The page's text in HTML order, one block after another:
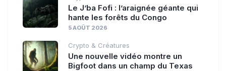
Le J’ba Fofi : l’araignée géante qui
hante les forêts du Congo
5 AOÛT 2026
Crypto & Créatures
Une nouvelle vidéo montre un
Bigfoot dans un champ du Texas